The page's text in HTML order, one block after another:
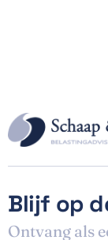
Blijf op
Ontvang als